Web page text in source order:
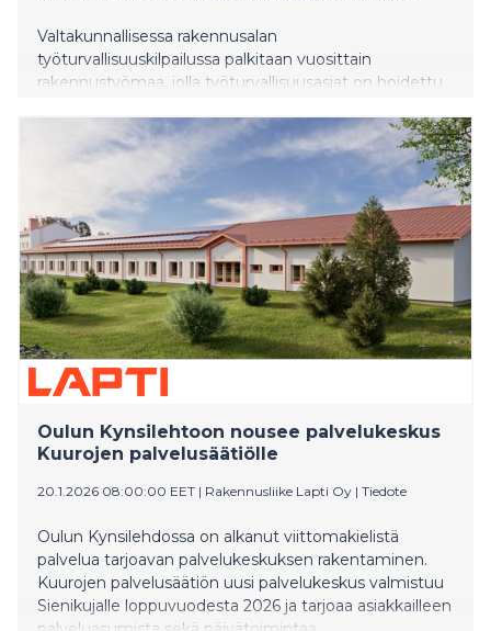
Valtakunnallisessa rakennusalan
työturvallisuuskilpailussa palkitaan vuosittain
rakennustyömaa, jolla työturvallisuusasiat on hoidettu
tahkottu aiemminkin kovia tuloksia, mutta
tämänvuotisista päätuomari tuli erityisen onnelliseksi.
Oulun Kynsilehtoon nousee palvelukeskus
Kuurojen palvelusäätiölle
20.1.2026 08:00:00 EET | Rakennusliike Lapti Oy | Tiedote
Oulun Kynsilehdossa on alkanut viittomakielistä
palvelua tarjoavan palvelukeskuksen rakentaminen.
Kuurojen palvelusäätiön uusi palvelukeskus valmistuu
Sienikujalle loppuvuodesta 2026 ja tarjoaa asiakkailleen